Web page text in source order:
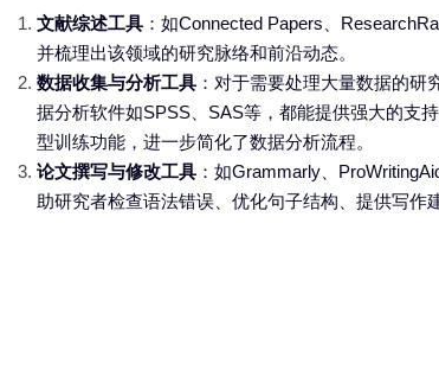
文献综述工具 ：如Connected Papers、
并梳理出该领域的研究脉络和前沿动态。
数据收集与分析工具 ：对于需要处理大量数据的
据分析软件如SPSS、SAS等，都能提供强大的支
型训练功能，进一步简化了数据分析流程。
论文撰写与修改工具 ：如Grammarly、
助研究者检查语法错误、优化句子结构、提供写作